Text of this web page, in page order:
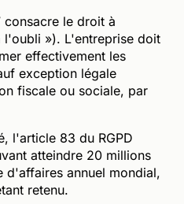
consacre le droit à
»). L'entreprise doit
effectivement les
exception légale
fiscale ou sociale, par
l'article 83 du RGPD
atteindre 20 millions
annuel mondial,
retenu.